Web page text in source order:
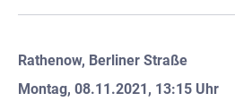
Rathenow, Berliner Straße
Montag, 08.11.2021, 13:15 Uhr